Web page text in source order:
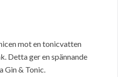
mot en tonicvatten
Detta ger en spännande
Gin & Tonic.